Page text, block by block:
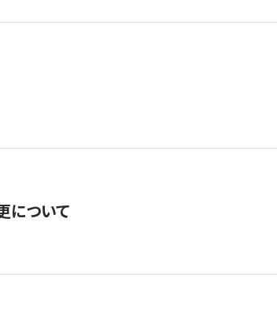
について